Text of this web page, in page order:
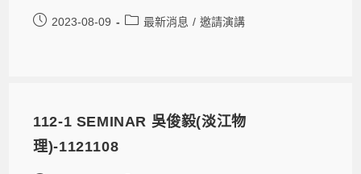
2023-08-09 最新消息 / 邀請演講
112-1 SEMINAR 吳俊毅(淡江物
理)-1121108